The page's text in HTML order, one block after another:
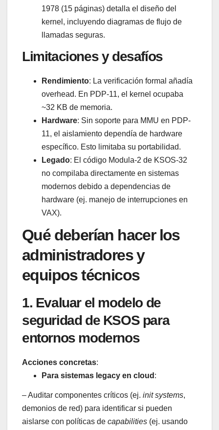
1978 (15 páginas) detalla el diseño del
kernel, incluyendo diagramas de flujo de
llamadas seguras.
Limitaciones y desafíos
Rendimiento: La verificación formal añadía
overhead. En PDP-11, el kernel ocupaba
~32 KB de memoria.
Hardware: Sin soporte para MMU en PDP-
11, el aislamiento dependía de hardware
específico. Esto limitaba su portabilidad.
Legado: El código Modula-2 de KSOS-32
no compilaba directamente en sistemas
modernos debido a dependencias de
hardware (ej. manejo de interrupciones en
VAX).
Qué deberían hacer los
administradores y
equipos técnicos
1. Evaluar el modelo de
seguridad de KSOS para
entornos modernos
Acciones concretas:
Para sistemas legacy en cloud :
– Auditar componentes críticos (ej. init systems,
demonios de red) para identificar si pueden
aislarse con políticas de capabilities (ej. usando